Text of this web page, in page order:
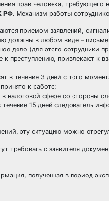
прав человека, требующего
РФ. Механизм работы
приемом заявлений,
должны в любом виде –
дело (для этого сотрудники
преступлению, привлекают к
в течение 3 дней с того
к работе;
сфере со стороны
15 дней следователь
эту ситуацию можно
требовать с заявителя
полученная в период